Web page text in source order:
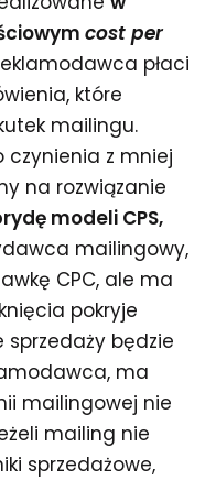
cost per
płaci
które
mailingu.
z mniej
na rozwiązanie
modeli CPS,
mailingowy,
CPC, ale ma
pokryje
sprzedaży będzie
ma
mailingowej nie
mailing nie
sprzedażowe,